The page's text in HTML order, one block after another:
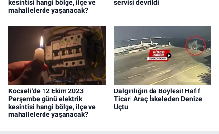
kesintisi hangi bölge, ilçe ve
mahallelerde yaşanacak?
servisi devrildi
Kocaeli’de 12 Ekim 2023
Perşembe günü elektrik
kesintisi hangi bölge, ilçe ve
mahallelerde yaşanacak?
Dalgınlığın da Böylesi! Hafif
Ticari Araç İskeleden Denize
Uçtu